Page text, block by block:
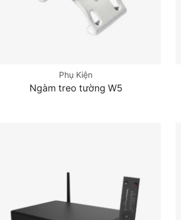
Phụ Kiện
Ngàm treo tường W5